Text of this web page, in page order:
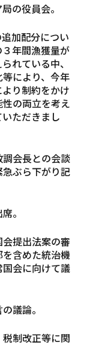
の役員会。
加配分につい
年間漁獲量が
れている中、
により、今年
り制約をかけ
の両立を考え
ただきまし
会長との会談
ぶら下がり記
。
提出法案の審
含めた統治機
会に向けて議
議論。
制改正等に関